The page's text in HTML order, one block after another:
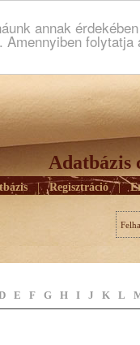
annak
Adatbázis
| Regisztráció |
E F G H I J K L